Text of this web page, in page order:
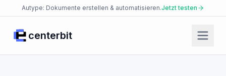
Autype: Dokumente erstellen & automatisieren.Jetzt testen
centerbit
Start